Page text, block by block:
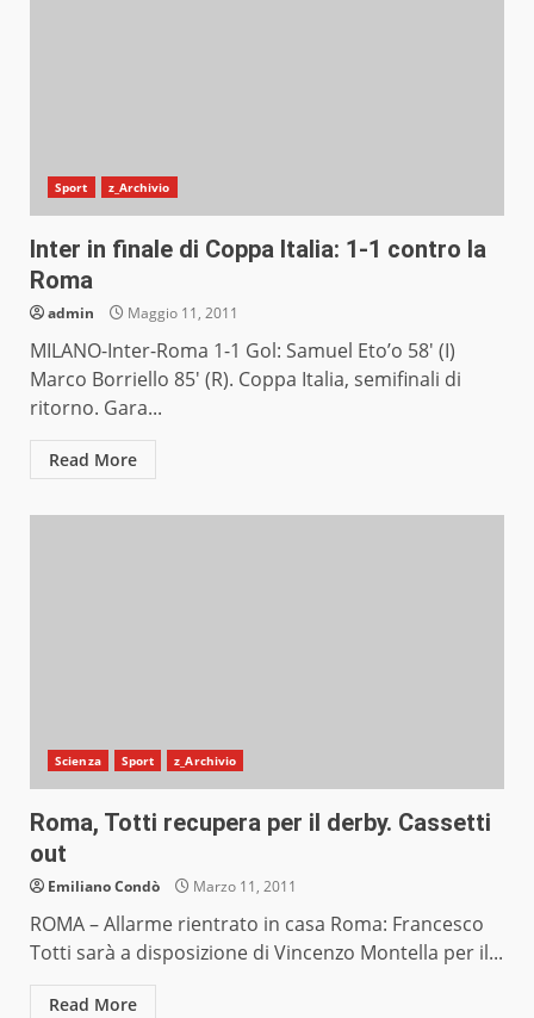
Sport z_Archivio
Inter in finale di Coppa Italia: 1-1 contro la
Roma
admin Maggio 11, 2011
MILANO-Inter-Roma 1-1 Gol: Samuel Eto’o 58′ (I)
Marco Borriello 85′ (R). Coppa Italia, semifinali di
ritorno. Gara...
Read More
Scienza Sport z_Archivio
Roma, Totti recupera per il derby. Cassetti
out
Emiliano Condò Marzo 11, 2011
ROMA – Allarme rientrato in casa Roma: Francesco
Totti sarà a disposizione di Vincenzo Montella per il...
Read More